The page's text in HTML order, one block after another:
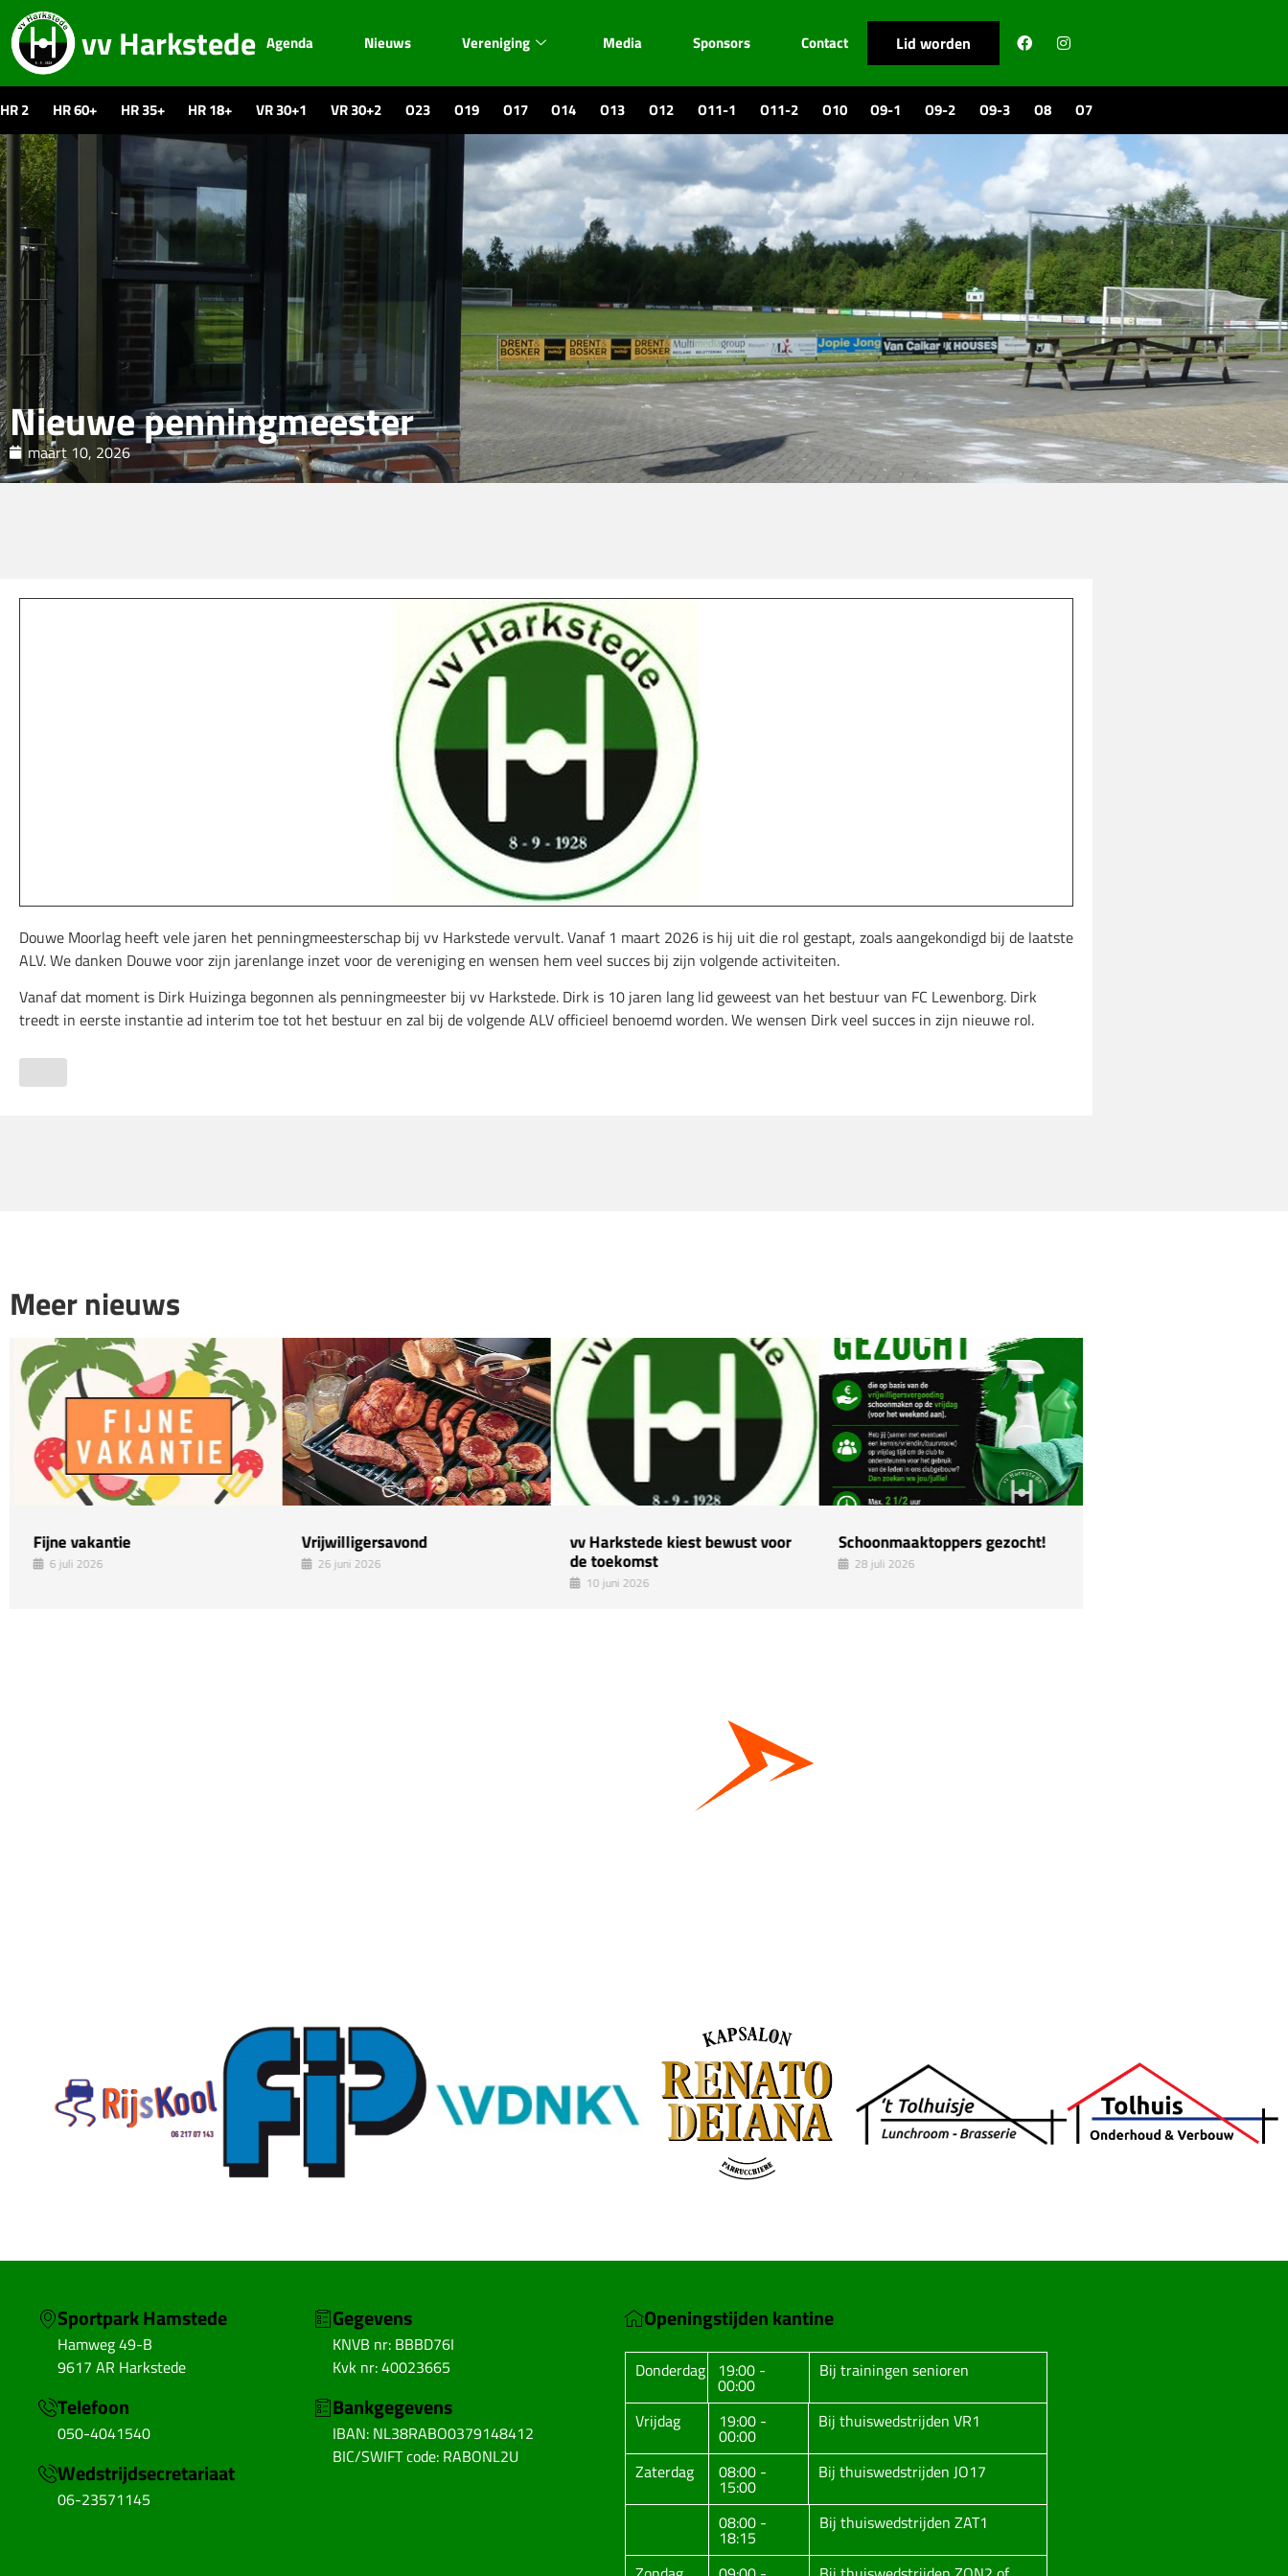
vv Harkstede Agenda Nieuws Vereniging Media Sponsors Contact Lid worden
HR 2 HR 60+ HR 35+ HR 18+ VR 30+1 VR 30+2 O23 O19 O17 O14 O13 O12 O11-1 O11-2 O10 O9-1 O9-2 O9-3 O8 O7
Nieuwe penningmeester
maart 10, 2026
Douwe Moorlag heeft vele jaren het penningmeesterschap bij vv Harkstede vervult. Vanaf 1 maart 2026 is hij uit die rol gestapt, zoals aangekondigd bij de laatste
ALV. We danken Douwe voor zijn jarenlange inzet voor de vereniging en wensen hem veel succes bij zijn volgende activiteiten.
Vanaf dat moment is Dirk Huizinga begonnen als penningmeester bij vv Harkstede. Dirk is 10 jaren lang lid geweest van het bestuur van FC Lewenborg. Dirk
treedt in eerste instantie ad interim toe tot het bestuur en zal bij de volgende ALV officieel benoemd worden. We wensen Dirk veel succes in zijn nieuwe rol.
Meer nieuws
Fijne vakantie
6 juli 2026
Vrijwilligersavond
26 juni 2026
vv Harkstede kiest bewust voor
de toekomst
10 juni 2026
Schoonmaaktoppers gezocht!
28 juli 2026
Sportpark Hamstede
Hamweg 49-B
9617 AR Harkstede
Telefoon
050-4041540
Wedstrijdsecretariaat
06-23571145
Gegevens
KNVB nr: BBBD76I
Kvk nr: 40023665
Bankgegevens
IBAN: NL38RABO0379148412
BIC/SWIFT code: RABONL2U
Openingstijden kantine
Donderdag 19:00 -
00:00
Bij trainingen senioren
Vrijdag 19:00 -
00:00
Bij thuiswedstrijden VR1
Zaterdag 08:00 -
15:00
Bij thuiswedstrijden JO17
08:00 -
18:15
Bij thuiswedstrijden ZAT1